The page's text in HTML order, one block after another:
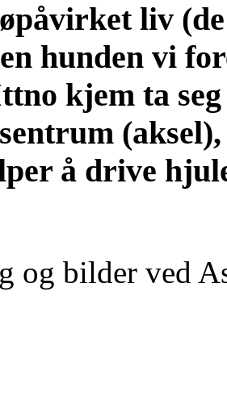
liv
hunden vi
kjem ta
å drive
og bilder ved